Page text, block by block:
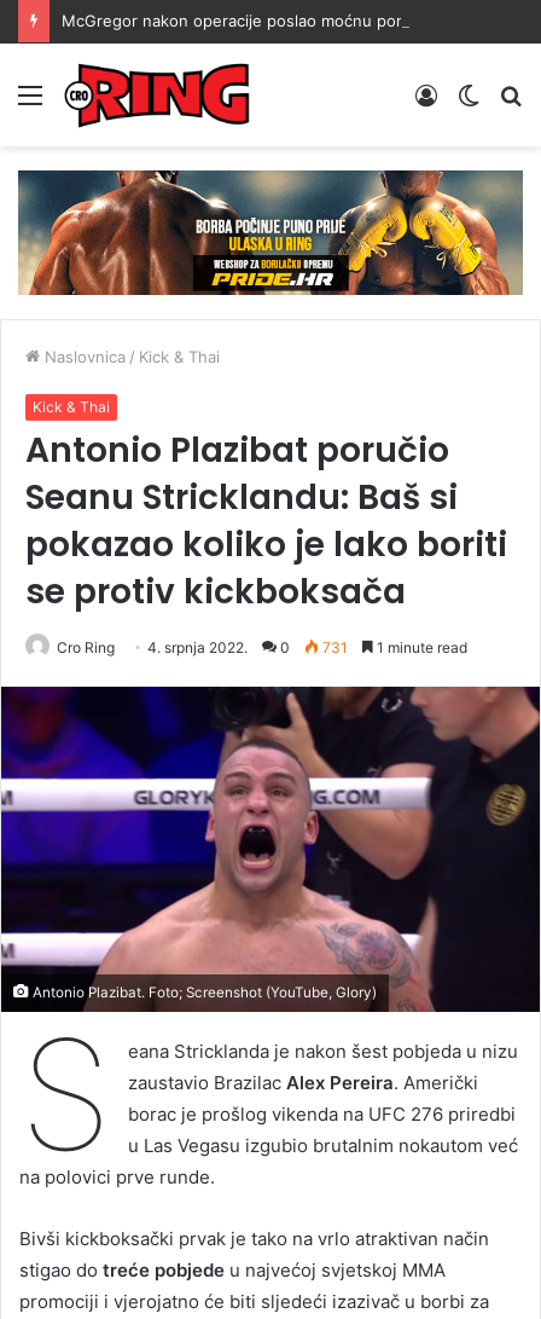
Menu
Switch
Prijava
Naslovnica / Kick & Thai
Kick & Thai
Antonio Plazibat poručio
Seanu Stricklandu: Baš si
pokazao koliko je lako boriti
se protiv kickboksača
Cro Ring 4. srpnja 2022. 0 731 1 minute read
Antonio Plazibat. Foto; Screenshot (YouTube, Glory)
S
eana Stricklanda je nakon šest pobjeda u nizu
zaustavio Brazilac Alex Pereira. Američki
borac je prošlog vikenda na UFC 276 priredbi
u Las Vegasu izgubio brutalnim nokautom već
na polovici prve runde.
Bivši kickboksački prvak je tako na vrlo atraktivan način
stigao do treće pobjede u najvećoj svjetskoj MMA
promociji i vjerojatno će biti sljedeći izazivač u borbi za